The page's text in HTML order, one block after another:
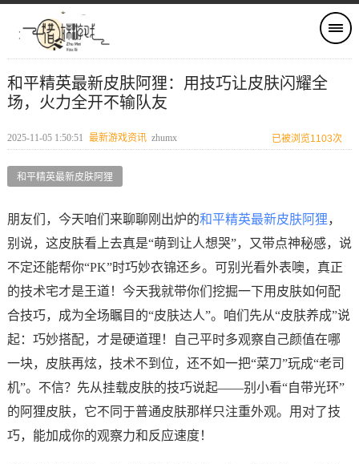
和平精英最新皮肤阿狸：用技巧让皮肤闪耀全
场，火力全开不输队友
2025-11-05 1:50:51 最新游戏资讯 zhumx 已被浏览1103次
和平精英最新皮肤阿狸
朋友们，今天咱们来聊聊刚出炉的和平精英最新皮肤阿狸，
别说，这皮肤看上去真是“萌到让人想哭”，又带点神秘感，说
不定还能帮你“PK”时巧妙衣锦还乡。可别光看外表噢，真正
的技术宅才是王道！今天我就带你们挖掘一下用皮肤如何配
合技巧，成为全场瞩目的“皮肤达人”。咱们先从“皮肤养成”说
起：巧妙搭配，才是硬道理！自己平时多观察自己颜值在哪
一块，皮肤再炫，技术不到位，还不如一把“菜刀”玩成“老司
机”。不信？先从挂载皮肤的技巧说起——别小看“自带光环”
的阿狸皮肤，它不同于普通皮肤那样只注重外观。用对了技
巧，能加成你的观察力和反应速度！